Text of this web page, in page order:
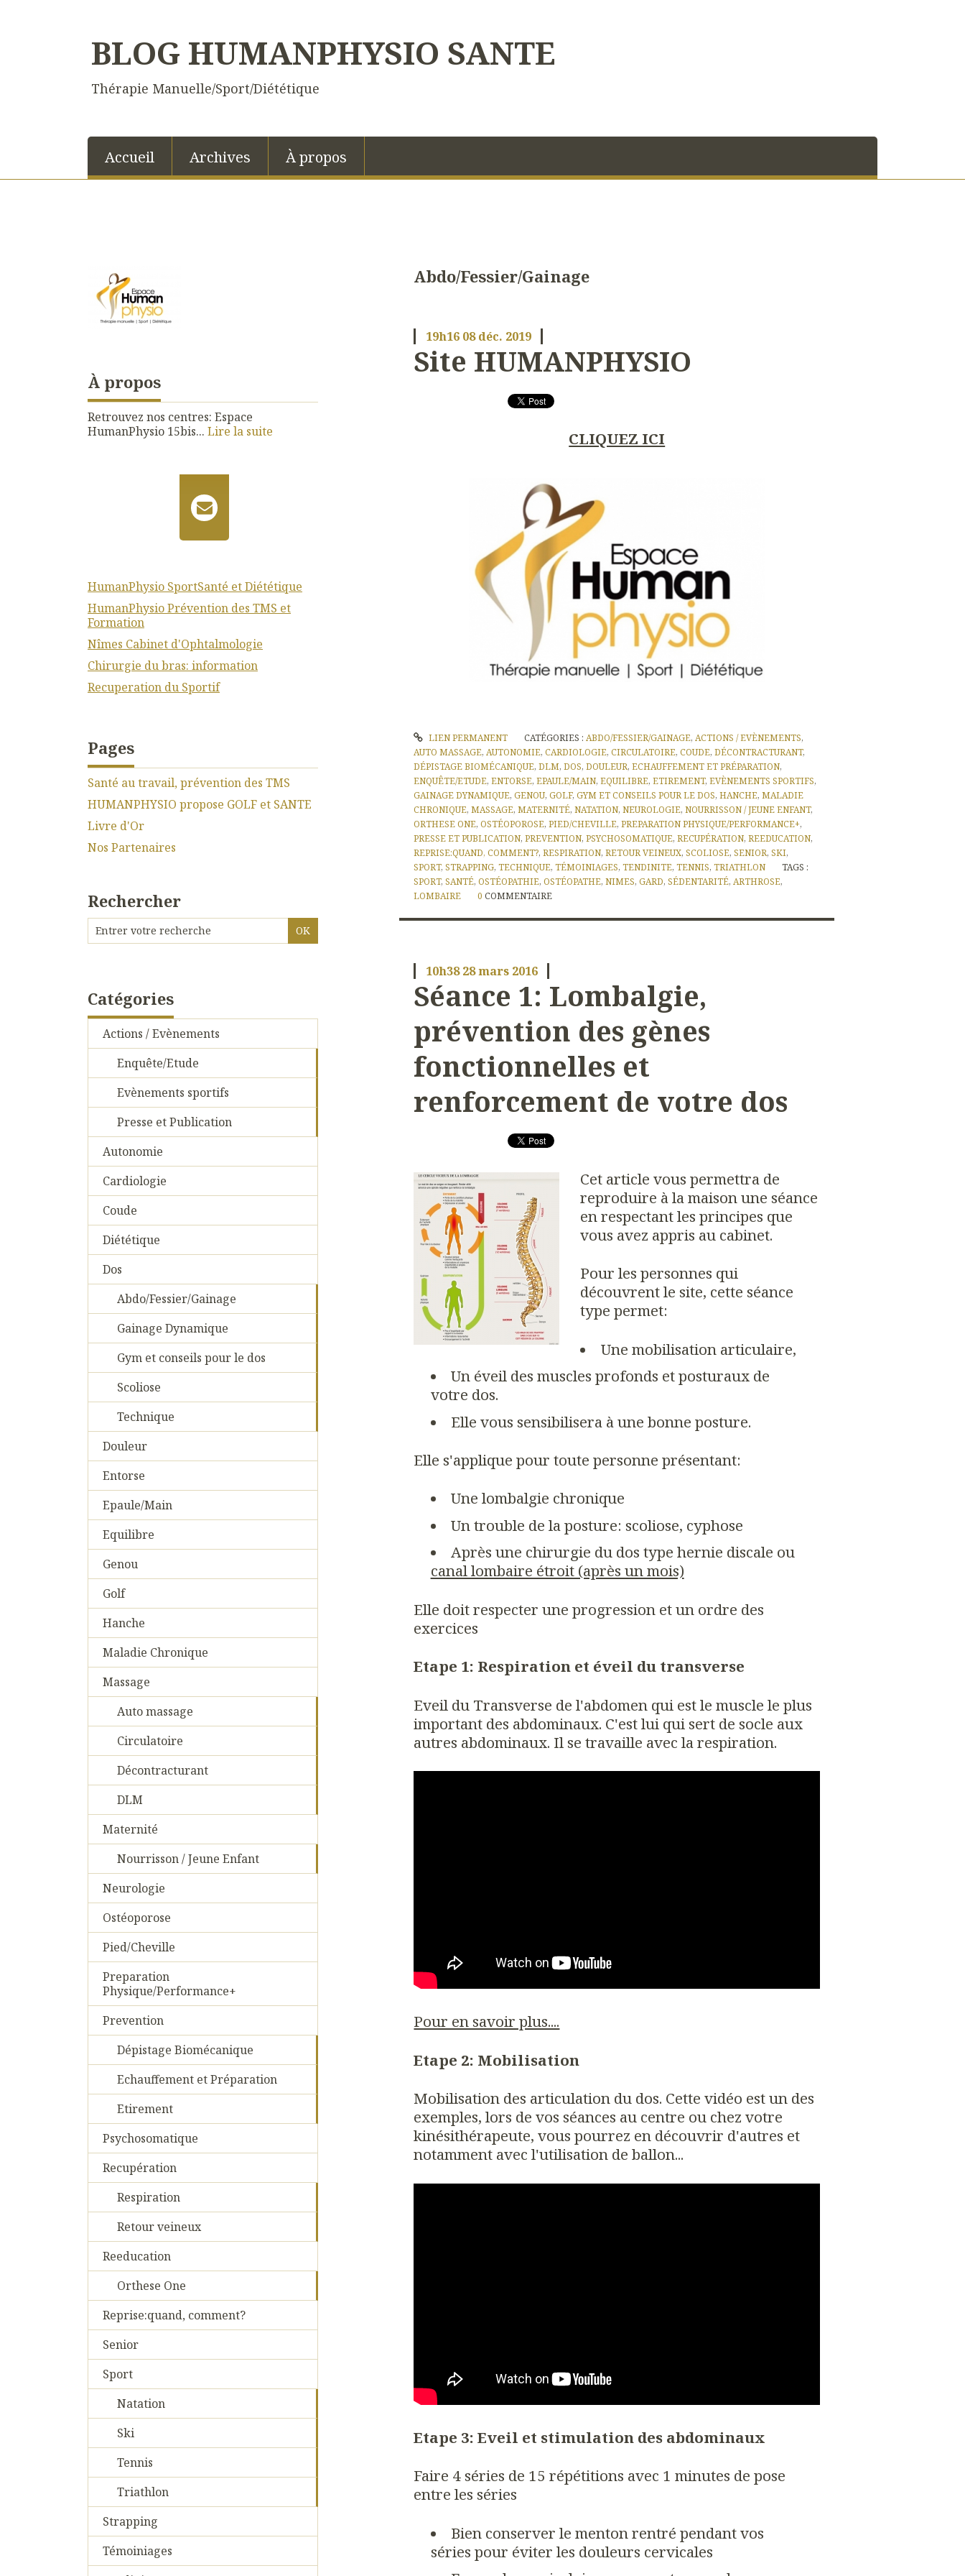
BLOG HUMANPHYSIO SANTE
Thérapie Manuelle/Sport/Diététique
Accueil Archives À propos
À propos
Retrouvez nos centres: Espace
HumanPhysio 15bis... Lire la suite
HumanPhysio SportSanté et Diététique
HumanPhysio Prévention des TMS et
Formation
Nîmes Cabinet d'Ophtalmologie
Chirurgie du bras: information
Recuperation du Sportif
Pages
Santé au travail, prévention des TMS
HUMANPHYSIO propose GOLF et SANTE
Livre d'Or
Nos Partenaires
Rechercher
Catégories
Actions / Evènements
Enquête/Etude
Evènements sportifs
Presse et Publication
Autonomie
Cardiologie
Coude
Diététique
Dos
Abdo/Fessier/Gainage
Gainage Dynamique
Gym et conseils pour le dos
Scoliose
Technique
Douleur
Entorse
Epaule/Main
Equilibre
Genou
Golf
Hanche
Maladie Chronique
Massage
Auto massage
Circulatoire
Décontracturant
DLM
Maternité
Nourrisson / Jeune Enfant
Neurologie
Ostéoporose
Pied/Cheville
Preparation
Physique/Performance+
Prevention
Dépistage Biomécanique
Echauffement et Préparation
Etirement
Psychosomatique
Recupération
Respiration
Retour veineux
Reeducation
Orthese One
Reprise:quand, comment?
Senior
Sport
Natation
Ski
Tennis
Triathlon
Strapping
Témoiniages
Abdo/Fessier/Gainage
19h16 08 déc. 2019
Site HUMANPHYSIO
CLIQUEZ ICI
LIEN PERMANENT CATÉGORIES : ABDO/FESSIER/GAINAGE, ACTIONS / EVÈNEMENTS,
AUTO MASSAGE,AUTONOMIE,CARDIOLOGIE,CIRCULATOIRE,COUDE,DÉCONTRACTURANT,
DÉPISTAGE BIOMÉCANIQUE,DLM,DOS,DOULEUR,ECHAUFFEMENT ET PRÉPARATION,
ENQUÊTE/ETUDE,ENTORSE,EPAULE/MAIN,EQUILIBRE,ETIREMENT,EVÈNEMENTS SPORTIFS,
GAINAGE DYNAMIQUE,GENOU,GOLF,GYM ET CONSEILS POUR LE DOS,HANCHE,MALADIE
CHRONIQUE,MASSAGE,MATERNITÉ,NATATION,NEUROLOGIE,NOURRISSON / JEUNE ENFANT,
ORTHESE ONE,OSTÉOPOROSE,PIED/CHEVILLE,PREPARATION PHYSIQUE/PERFORMANCE+,
PRESSE ET PUBLICATION,PREVENTION,PSYCHOSOMATIQUE,RECUPÉRATION,REEDUCATION,
REPRISE:QUAND, COMMENT?,RESPIRATION,RETOUR VEINEUX,SCOLIOSE,SENIOR,SKI,
SPORT,STRAPPING,TECHNIQUE,TÉMOINIAGES,TENDINITE,TENNIS,TRIATHLON
TAGS :
SPORT,SANTÉ,OSTÉOPATHIE,OSTÉOPATHE,NIMES,GARD,SÉDENTARITÉ,ARTHROSE,
LOMBAIRE
0 COMMENTAIRE
10h38 28mars 2016
Séance 1: Lombalgie,
prévention des gènes
fonctionnelles et
renforcement de votre dos
Cet article vous permettra de
reproduire à la maison une séance
en respectant les principes que
vous avez appris au cabinet.
Pour les personnes qui
découvrent le site, cette séance
type permet:
Une mobilisation articulaire,
Un éveil des muscles profonds et posturaux de
votre dos.
Elle vous sensibilisera à une bonne posture.
Elle s'applique pour toute personne présentant:
Une lombalgie chronique
Un trouble de la posture: scoliose, cyphose
Après une chirurgie du dos type hernie discale ou
canal lombaire étroit (après un mois)
Elle doit respecter une progression et un ordre des
exercices
Etape 1: Respiration et éveil du transverse
Eveil du Transverse de l'abdomen qui est le muscle le plus
important des abdominaux. C'est lui qui sert de socle aux
autres abdominaux. Il se travaille avec la respiration.
Pour en savoir plus....
Etape 2: Mobilisation
Mobilisation des articulation du dos. Cette vidéo est un des
exemples, lors de vos séances au centre ou chez votre
kinésithérapeute, vous pourrez en découvrir d'autres et
notamment avec l'utilisation de ballon...
Etape 3: Eveil et stimulation des abdominaux
Faire 4 séries de 15 répétitions avec 1 minutes de pose
entre les séries
Bien conserver le menton rentré pendant vos
séries pour éviter les douleurs cervicales